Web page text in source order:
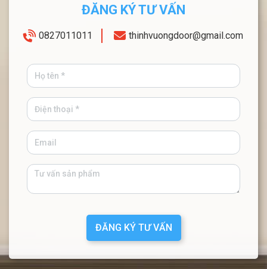
ĐĂNG KÝ TƯ VẤN
0827011011 thinhvuongdoor@gmail.com
ĐĂNG KÝ TƯ VẤN